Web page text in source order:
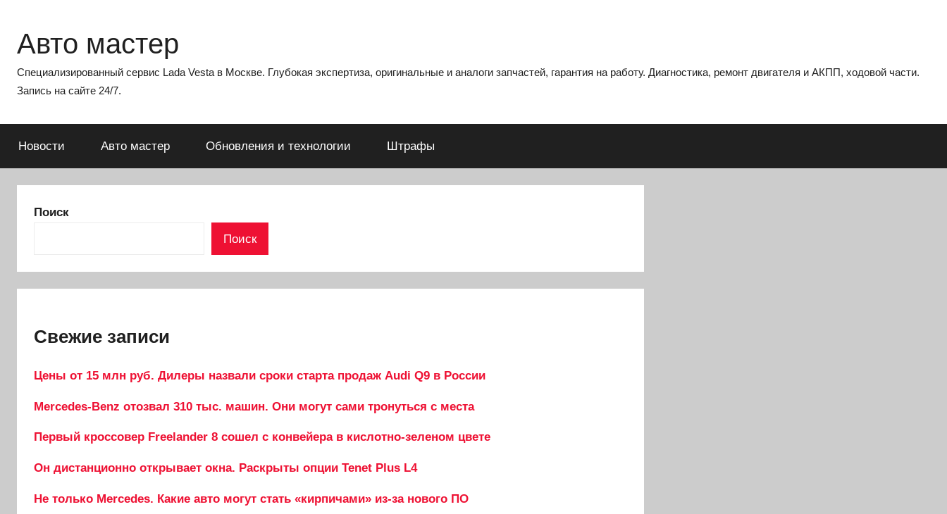
содержимому
Авто мастер
Специализированный сервис Lada Vesta в Москве. Глубокая экспертиза, оригинальные и аналоги запчастей, гарантия на работу. Диагностика, ремонт двигателя и АКПП, ходовой части.
Запись на сайте 24/7.
Новости Авто мастер Обновления и технологии Штрафы
Поиск
Поиск
Свежие записи
Цены от 15 млн руб. Дилеры назвали сроки старта продаж Audi Q9 в России
Mercedes-Benz отозвал 310 тыс. машин. Они могут сами тронуться с места
Первый кроссовер Freelander 8 сошел с конвейера в кислотно-зеленом цвете
Он дистанционно открывает окна. Раскрыты опции Tenet Plus L4
Не только Mercedes. Какие авто могут стать «кирпичами» из-за нового ПО